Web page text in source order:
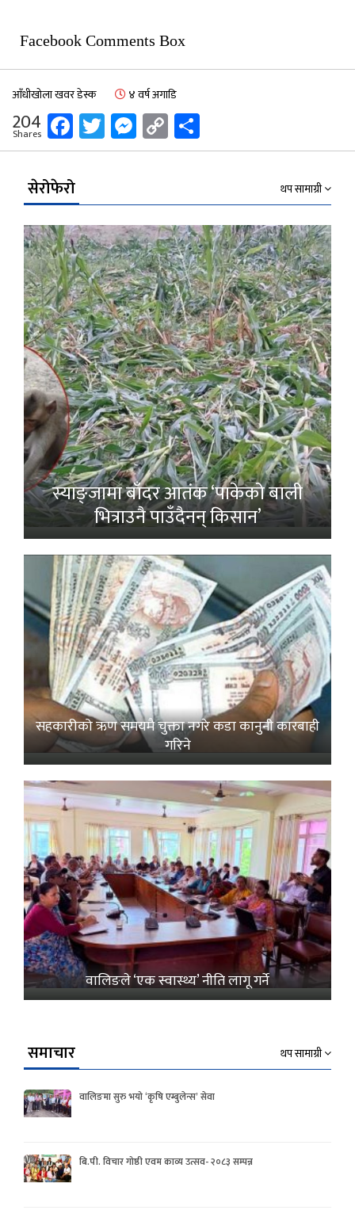
Facebook Comments Box
आँधीखोला खवर डेस्क ४ वर्ष अगाडि
204
Shares Facebook
Twitter
Messenger
Copy
Link
सेरोफेरो थप सामाग्री
स्याङ्जामा बाँदर आतंक ‘पाकेको बाली
भित्राउनै पाउँदैनन् किसान’
सहकारीको ऋण समयमै चुक्ता नगरे कडा कानुनी कारबाही
गरिने
वालिङले ‘एक स्वास्थ्य’ नीति लागू गर्ने
समाचार थप सामाग्री
वालिङमा सुरु भयो ‘कृषि एम्बुलेन्स’ सेवा
बि.पी. विचार गोष्ठी एवम काव्य उत्सव- २०८३ सम्पन्न